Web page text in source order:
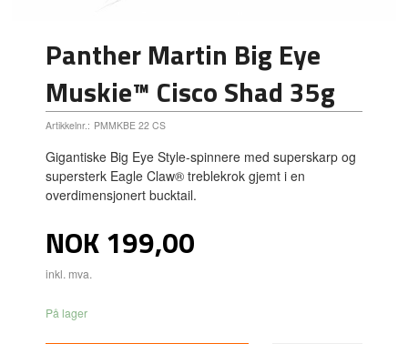
Panther Martin Big Eye
Muskie™ Cisco Shad 35g
Artikkelnr.: PMMKBE 22 CS
Gigantiske Big Eye Style-spinnere med superskarp og
supersterk Eagle Claw® treblekrok gjemt i en
overdimensjonert bucktail.
Pris
NOK199,00
inkl. mva.
På lager